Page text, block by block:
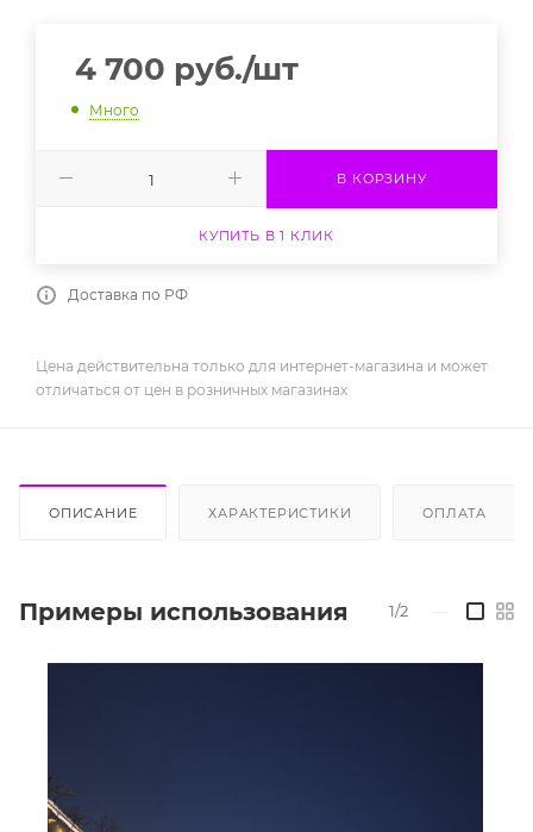
4 700 руб./шт
Много
В КОРЗИНУ
КУПИТЬ В 1 КЛИК
Доставка по РФ
Цена действительна только для интернет-магазина и может
отличаться от цен в розничных магазинах
ОПИСАНИЕ ХАРАКТЕРИСТИКИ ОПЛАТА
Примеры использования 1/2